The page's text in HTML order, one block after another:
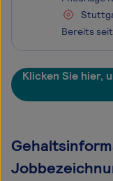
Klicken Sie hier,